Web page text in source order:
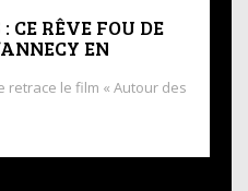
CE RÊVE FOU DE
EN
retrace le film « Autour des